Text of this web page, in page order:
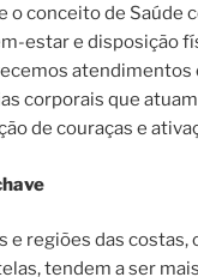
o conceito de Saúde
estar e disposição
atendimentos
corporais que
de couraças e
e regiões das costas,
tendem a ser